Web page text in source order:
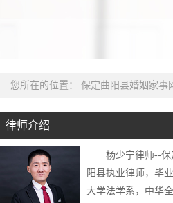
您所在的位置： 保定曲阳县婚姻家事
律师介绍
杨少宁律师--保
阳县执业律师，毕
大学法学系，中华